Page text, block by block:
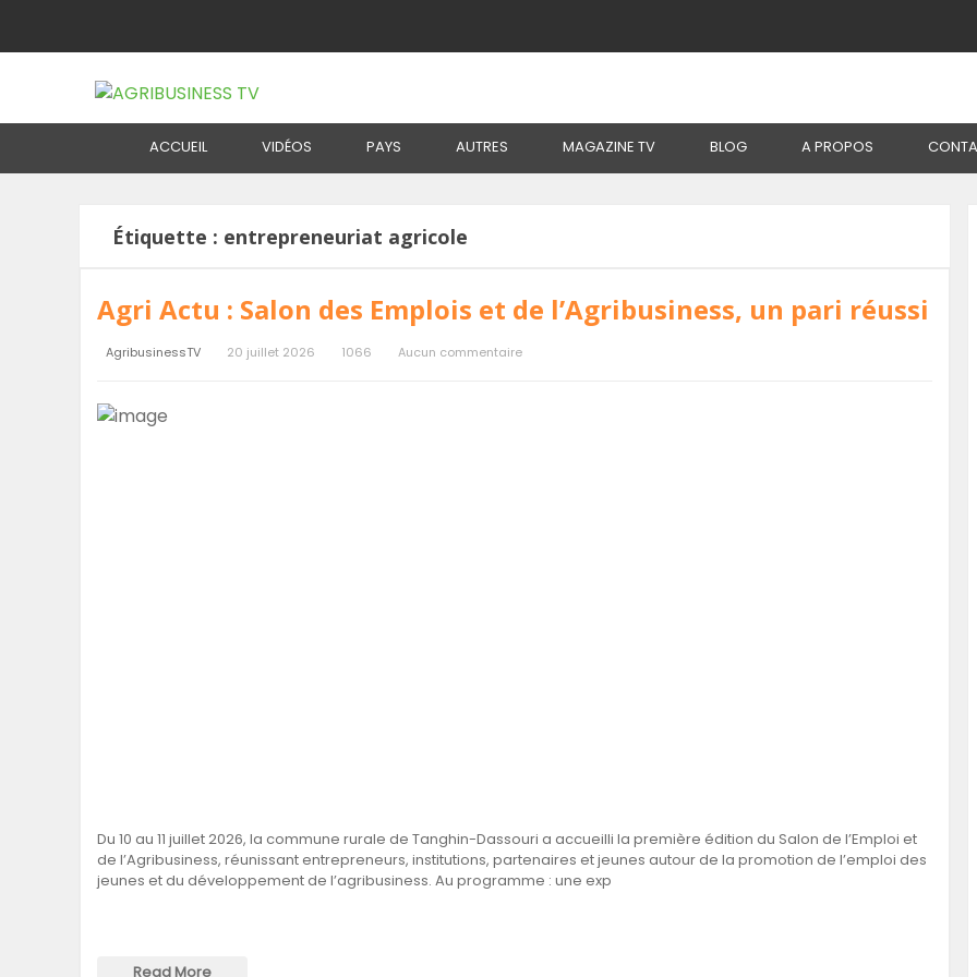
ACCUEIL VIDÉOS PAYS AUTRES MAGAZINE TV BLOG A PROPOS
Home Étiquette :entrepreneuriat agricole
Étiquette : entrepreneuriat agricole
Agri Actu : Salon des Emplois et de l’Agribusiness, un pari réussi
AgribusinessTV 20 juillet 2026 1066 Aucun commentaire
Du 10 au 11 juillet 2026, la commune rurale de Tanghin-Dassouri a accueilli la première édition du Salon de l’Emploi et
de l’Agribusiness, réunissant entrepreneurs, institutions, partenaires et jeunes autour de la promotion de l’emploi des
jeunes et du développement de l’agribusiness. Au programme : une exp
Read More